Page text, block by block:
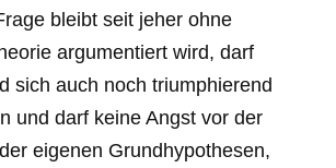
bleibt seit jeher ohne
argumentiert wird, darf
sich auch noch triumphierend
und darf keine Angst vor der
eigenen Grundhypothesen,